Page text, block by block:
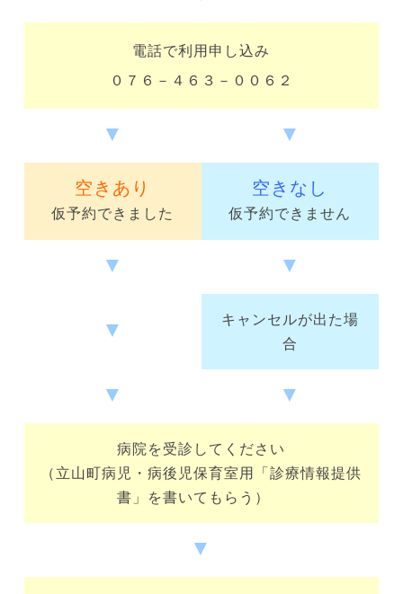
電話で利用申し込み
０７６－４６３－００６２
▼ ▼
空きあり
仮予約できました
空きなし
仮予約できません
▼ ▼
▼
キャンセルが出た場
合
▼ ▼
病院を受診してください
（立山町病児・病後児保育室用「診療情報提供
書」を書いてもらう）
▼